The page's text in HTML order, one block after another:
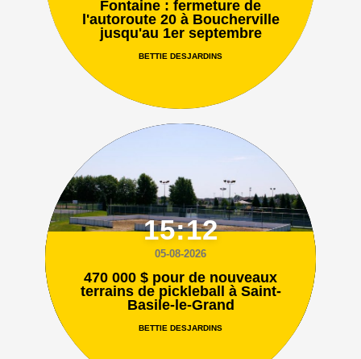
Fontaine : fermeture de
l'autoroute 20 à Boucherville
jusqu'au 1er septembre
BETTIE DESJARDINS
15:12
05-08-2026
470 000 $ pour de nouveaux
terrains de pickleball à Saint-
Basile-le-Grand
BETTIE DESJARDINS